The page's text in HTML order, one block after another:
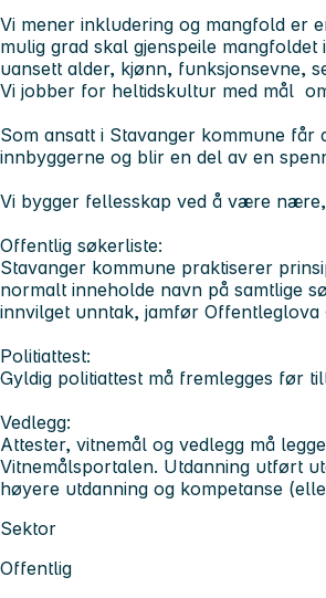
Vi mener inkludering og mangfold er
mulig grad skal gjenspeile
uansett alder, kjønn, funksjonsevne,
Vi jobber for heltidskultur med mål
Som ansatt i Stavanger kommune
innbyggerne og blir en del av en
Vi bygger fellesskap ved å være
Offentlig søkerliste:
Stavanger kommune praktiserer
normalt inneholde navn på samtlige
innvilget unntak, jamfør Offentleglova
Politiattest:
Gyldig politiattest må fremlegges før
Vedlegg:
Attester, vitnemål og vedlegg må
Vitnemålsportalen. Utdanning utført
høyere utdanning og kompetanse
Sektor
Offentlig